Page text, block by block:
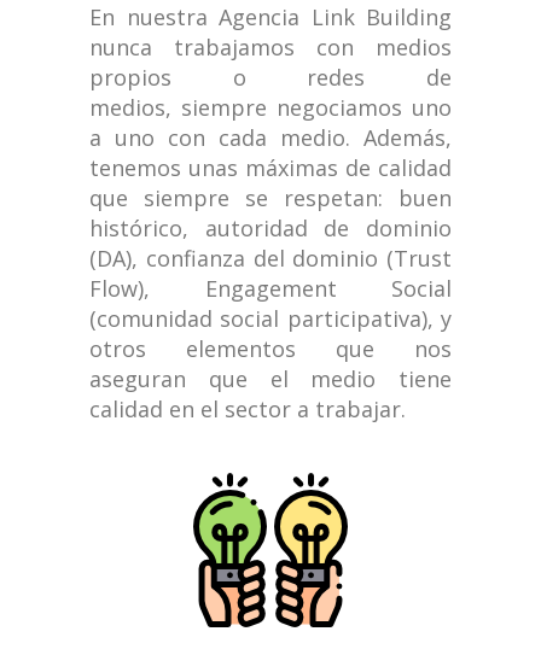
En nuestra Agencia Link Building
nunca trabajamos con medios
propios o redes de
medios, siempre negociamos uno
a uno con cada medio. Además,
tenemos unas máximas de calidad
que siempre se respetan: buen
histórico, autoridad de dominio
(DA), confianza del dominio (Trust
Flow), Engagement Social
(comunidad social participativa), y
otros elementos que nos
aseguran que el medio tiene
calidad en el sector a trabajar.